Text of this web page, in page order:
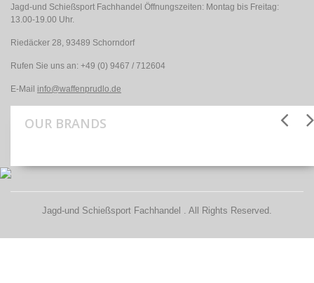
Jagd-und Schießsport Fachhandel Öffnungszeiten: Montag bis Freitag:
13.00-19.00 Uhr.
Riedäcker 28, 93489 Schorndorf
Rufen Sie uns an: +49 (0) 9467 / 712604
E-Mail info@waffenprudlo.de
OUR BRANDS
Jagd-und Schießsport Fachhandel . All Rights Reserved.